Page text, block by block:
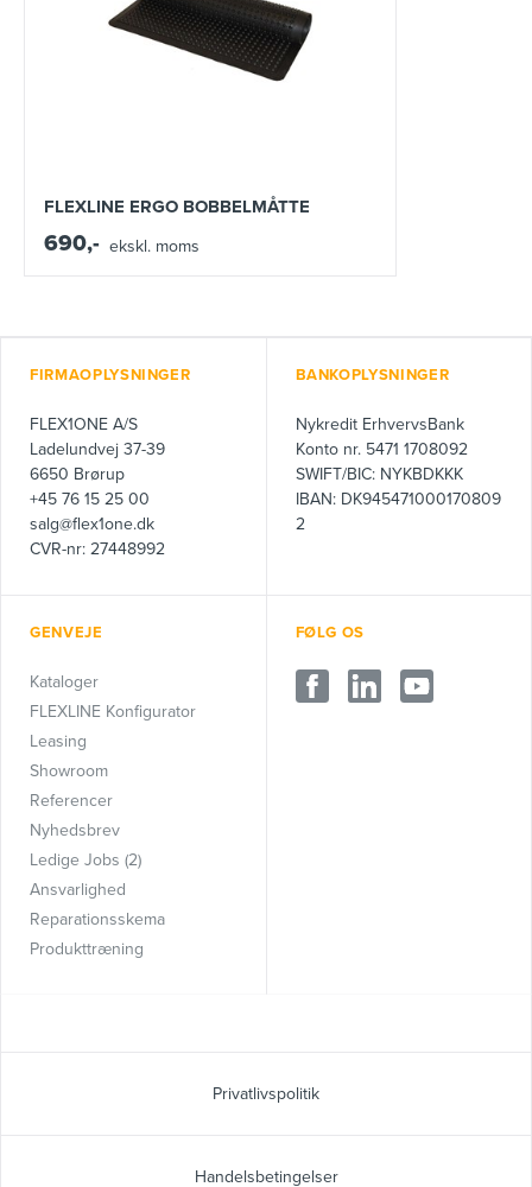
FLEXLINE ERGO BOBBELMÅTTE
690,- ekskl. moms
FIRMAOPLYSNINGER
FLEX1ONE A/S
Ladelundvej 37-39
6650 Brørup
+45 76 15 25 00
salg@flex1one.dk
CVR-nr: 27448992
BANKOPLYSNINGER
Nykredit ErhvervsBank
Konto nr. 5471 1708092
SWIFT/BIC: NYKBDKKK
IBAN: DK945471000170809
2
GENVEJE
Kataloger
FLEXLINE Konfigurator
Leasing
Showroom
Referencer
Nyhedsbrev
Ledige Jobs (2)
Ansvarlighed
Reparationsskema
Produkttræning
FØLG OS
Privatlivspolitik
Handelsbetingelser